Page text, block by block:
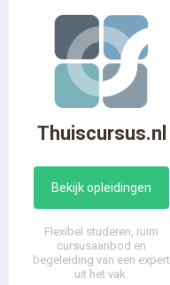
Thuiscursus.nl
Bekijk opleidingen
Flexibel studeren, ruim
cursusaanbod en
begeleiding van een expert
uit het vak.